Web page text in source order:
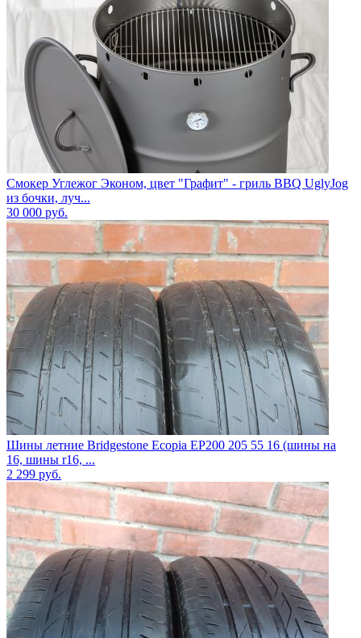
Смокер Углежог Эконом, цвет "Графит" - гриль BBQ UglyJog
из бочки, луч...
30 000 руб.
Шины летние Bridgestone Ecopia EP200 205 55 16 (шины на
16, шины r16, ...
2 299 руб.